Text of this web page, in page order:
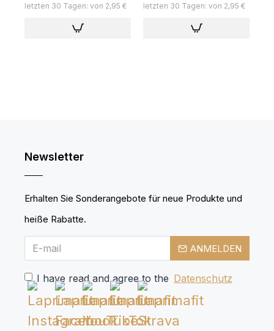
letzten 30 Tagen: von 2,95 €
letzten 30 Tagen: von 2,95 €
Newsletter
Erhalten Sie Sonderangebote für neue Produkte und
heiße Rabatte.
ANMELDEN
I have read and agree to the Datenschutz